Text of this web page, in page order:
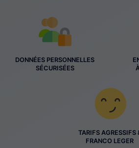
DONNÉES PERSONNELLES
SÉCURISÉES
TARIFS AGRESSIFS
FRANCO LEGER